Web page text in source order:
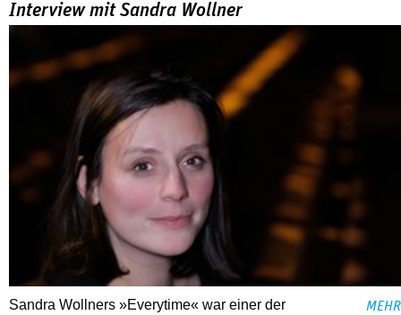
Interview mit Sandra Wollner
Sandra Wollners »Everytime« war einer der
MEHR